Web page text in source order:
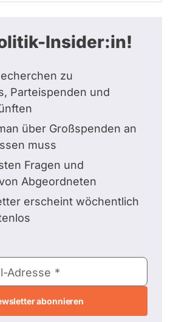
Insider:in!
zu
Parteispenden und
über Großspenden an
muss
Fragen und
Abgeordneten
erscheint wöchentlich
Adresse